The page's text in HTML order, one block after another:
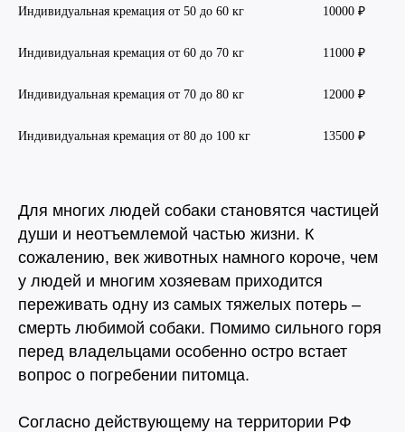
Индивидуальная кремация от 50 до 60 кг 10000 ₽
Индивидуальная кремация от 60 до 70 кг 11000 ₽
Индивидуальная кремация от 70 до 80 кг 12000 ₽
Индивидуальная кремация от 80 до 100 кг 13500 ₽
Для многих людей собаки становятся частицей
души и неотъемлемой частью жизни. К
сожалению, век животных намного короче, чем
у людей и многим хозяевам приходится
переживать одну из самых тяжелых потерь –
смерть любимой собаки. Помимо сильного горя
перед владельцами особенно остро встает
вопрос о погребении питомца.
Согласно действующему на территории РФ